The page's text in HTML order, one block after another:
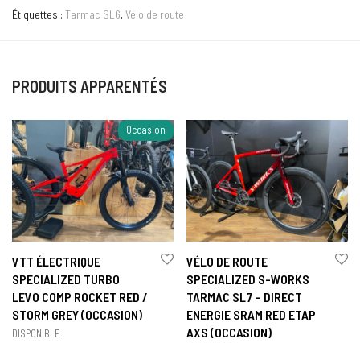
Étiquettes : Tarmac SL6, Vélo de route
PRODUITS APPARENTÉS
Occasion
VTT ÉLECTRIQUE
SPECIALIZED TURBO
LEVO COMP ROCKET RED /
STORM GREY (OCCASION)
DISPONIBLE :
VÉLO DE ROUTE
SPECIALIZED S-WORKS
TARMAC SL7 – DIRECT
ENERGIE SRAM RED ETAP
AXS (OCCASION)